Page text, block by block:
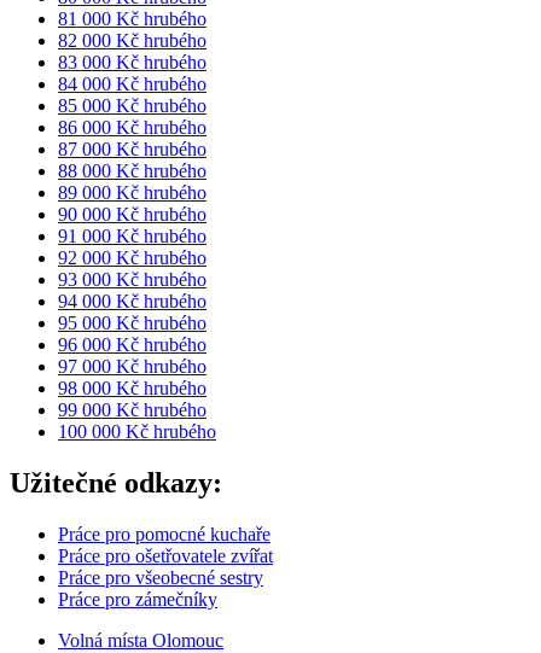
81 000 Kč hrubého
82 000 Kč hrubého
83 000 Kč hrubého
84 000 Kč hrubého
85 000 Kč hrubého
86 000 Kč hrubého
87 000 Kč hrubého
88 000 Kč hrubého
89 000 Kč hrubého
90 000 Kč hrubého
91 000 Kč hrubého
92 000 Kč hrubého
93 000 Kč hrubého
94 000 Kč hrubého
95 000 Kč hrubého
96 000 Kč hrubého
97 000 Kč hrubého
98 000 Kč hrubého
99 000 Kč hrubého
100 000 Kč hrubého
Užitečné odkazy:
Práce pro pomocné kuchaře
Práce pro ošetřovatele zvířat
Práce pro všeobecné sestry
Práce pro zámečníky
Volná místa Olomouc